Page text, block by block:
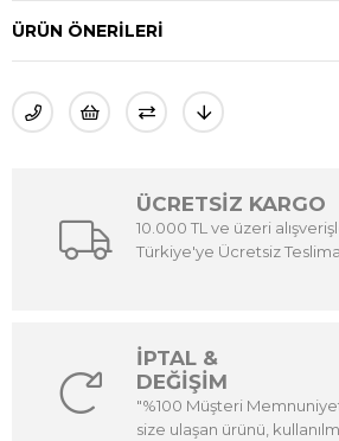
ÜRÜN ÖNERILERI
ÜCRETSİZ KARGO
10.000 TL ve üzeri
Türkiye'ye Ücretsiz
İPTAL &
DEĞİŞİM
"%100 Müşteri
size ulaşan ürünü,